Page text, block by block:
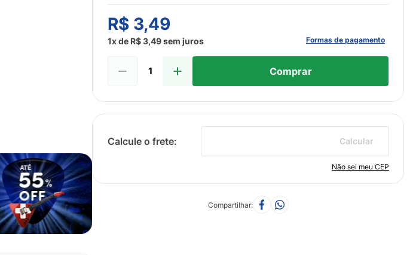
R$ 3,49
1x de R$ 3,49sem juros Formas de pagamento
Comprar
Não sei meu CEP
Calcular
Compartilhar